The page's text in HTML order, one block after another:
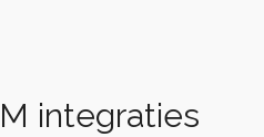
integraties